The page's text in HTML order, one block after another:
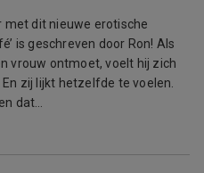
met dit nieuwe erotische
is geschreven door Ron! Als
vrouw ontmoet, voelt hij zich
zij lijkt hetzelfde te voelen.
dat…